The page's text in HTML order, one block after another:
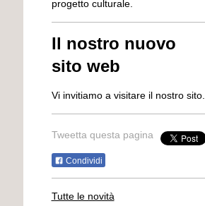
progetto culturale.
Il nostro nuovo
sito web
Vi invitiamo a visitare il nostro sito.
Tweetta questa pagina
Condividi
Tutte le novità